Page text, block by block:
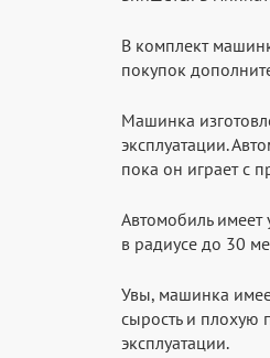
В комплект
покупок
Машинка
эксплуатации.
пока он играет с
Автомобиль имеет
в радиусе до 30
Увы, машинка
сырость и плохую
эксплуатации.